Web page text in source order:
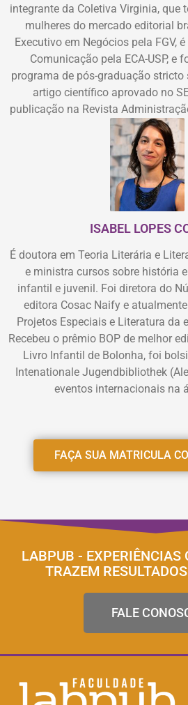
integrante da Coletiva Virginia, que
mulheres do mercado editorial
Executivo em Negócios pela FGV,
Comunicação pela ECA-USP, e
programa de pós-graduação stricto
artigo científico aprovado no
publicação na Revista
ISABEL LOPES
É doutora em Teoria Literária e
e ministra cursos sobre história
infantil e juvenil. Foi diretora do
editora Cosac Naify e
Projetos Especiais e Literatura da
Recebeu o prêmio BOP de melhor
Livro Infantil de Bolonha, foi
Intenationale Jugendbibliothek
eventos internacionais na
FAÇA SUA MATRICULA
LABPUB - EXPERIÊNCIAS
TRAZEM RESULTADOS
FALE